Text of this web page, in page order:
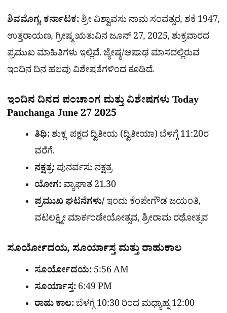
ಶಿವಮೊಗ್ಗ, ಕರ್ನಾಟಕ:ಶ್ರೀ ವಿಶ್ವಾವಸು ನಾಮ ಸಂವತ್ಸರ, ಶಕೆ 1947,
ಉತ್ತರಾಯಣ, ಗ್ರೀಷ್ಮ ಋತುವಿನ ಜೂನ್ 27, 2025, ಶುಕ್ರವಾರದ
ಪ್ರಮುಖ ಮಾಹಿತಿಗಳು ಇಲ್ಲಿವೆ. ಜ್ಯೇಷ್ಠ/ಆಷಾಢ ಮಾಸದಲ್ಲಿರುವ
ಇಂದಿನ ದಿನ ಹಲವು ವಿಶೇಷತೆಗಳಿಂದ ಕೂಡಿದೆ.
ಇಂದಿನ ದಿನದ ಪಂಚಾಂಗ ಮತ್ತು ವಿಶೇಷಗಳು Today
Panchanga June 27 2025
ತಿಥಿ:ಶುಕ್ಲ ಪಕ್ಷದ ದ್ವಿತೀಯ (ದ್ವಿತೀಯಾ) ಬೆಳಗ್ಗೆ 11:20ರ
ವರೆಗೆ.
ನಕ್ಷತ್ರ:ಪುನರ್ವಸು ನಕ್ಷತ್ರ
ಯೋಗ:ವ್ಯಾಘಾತ 21.30
ಪ್ರಮುಖ ಘಟನೆಗಳು/ಇಂದು ಕೆಂಪೇಗೌಡ ಜಯಂತಿ,
ವಟಲಕ್ಷ್ಮೀ ಮಾರ್ಕಂಡೇಯೋತ್ಸವ, ಶ್ರೀರಾಮ ರಥೋತ್ಸವ
ಸೂರ್ಯೋದಯ, ಸೂರ್ಯಾಸ್ತ ಮತ್ತು ರಾಹುಕಾಲ
ಸೂರ್ಯೋದಯ:5:56 AM
ಸೂರ್ಯಾಸ್ತ:6:49 PM
ರಾಹು ಕಾಲ:ಬೆಳಗ್ಗೆ 10:30 ರಿಂದ ಮಧ್ಯಾಹ್ನ 12:00